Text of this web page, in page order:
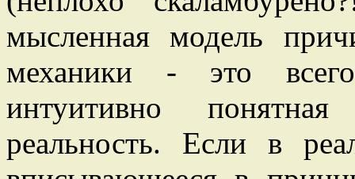
мысленная модель
механики - это
интуитивно
реальность. Если в